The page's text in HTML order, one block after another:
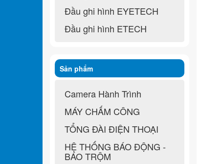
Đầu ghi hình EYETECH
Đầu ghi hình ETECH
Sản phẩm
Camera Hành Trình
MÁY CHẤM CÔNG
TỔNG ĐÀI ĐIỆN THOẠI
HỆ THỐNG BÁO ĐỘNG -
BÁO TRỘM